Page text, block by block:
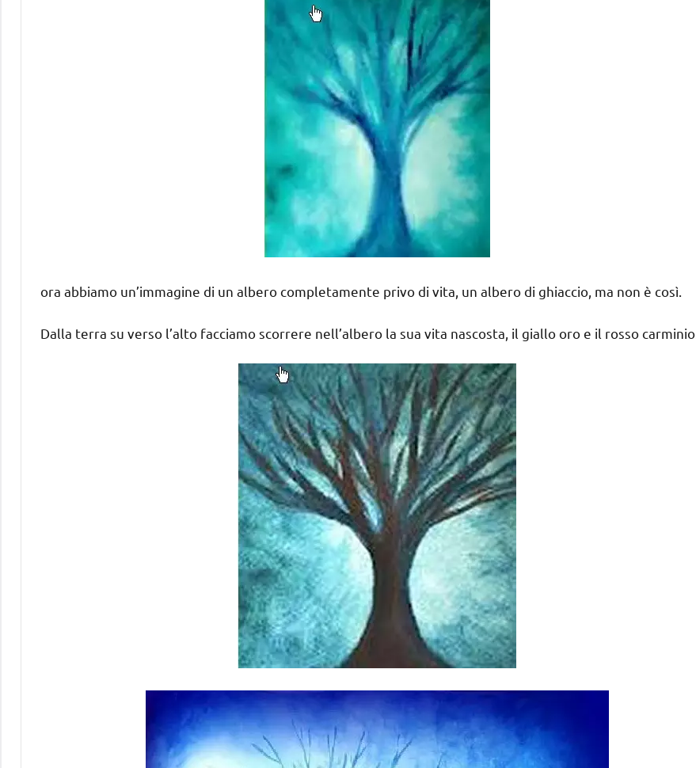
ora abbiamo un’immagine di un albero completamente privo di vita, un albero di ghiaccio, ma non è così.
Dalla terra su verso l’alto facciamo scorrere nell’albero la sua vita nascosta, il giallo oro e il rosso carminio.